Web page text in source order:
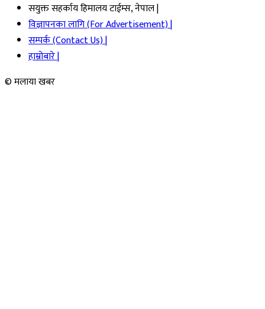
सयुक्त सहर्काय हिमालय टाईम्स, नेपाल |
विज्ञापनका लागि (For Advertisement) |
सम्पर्क (Contact Us) |
हाम्रोबारे |
© मलाया खबर